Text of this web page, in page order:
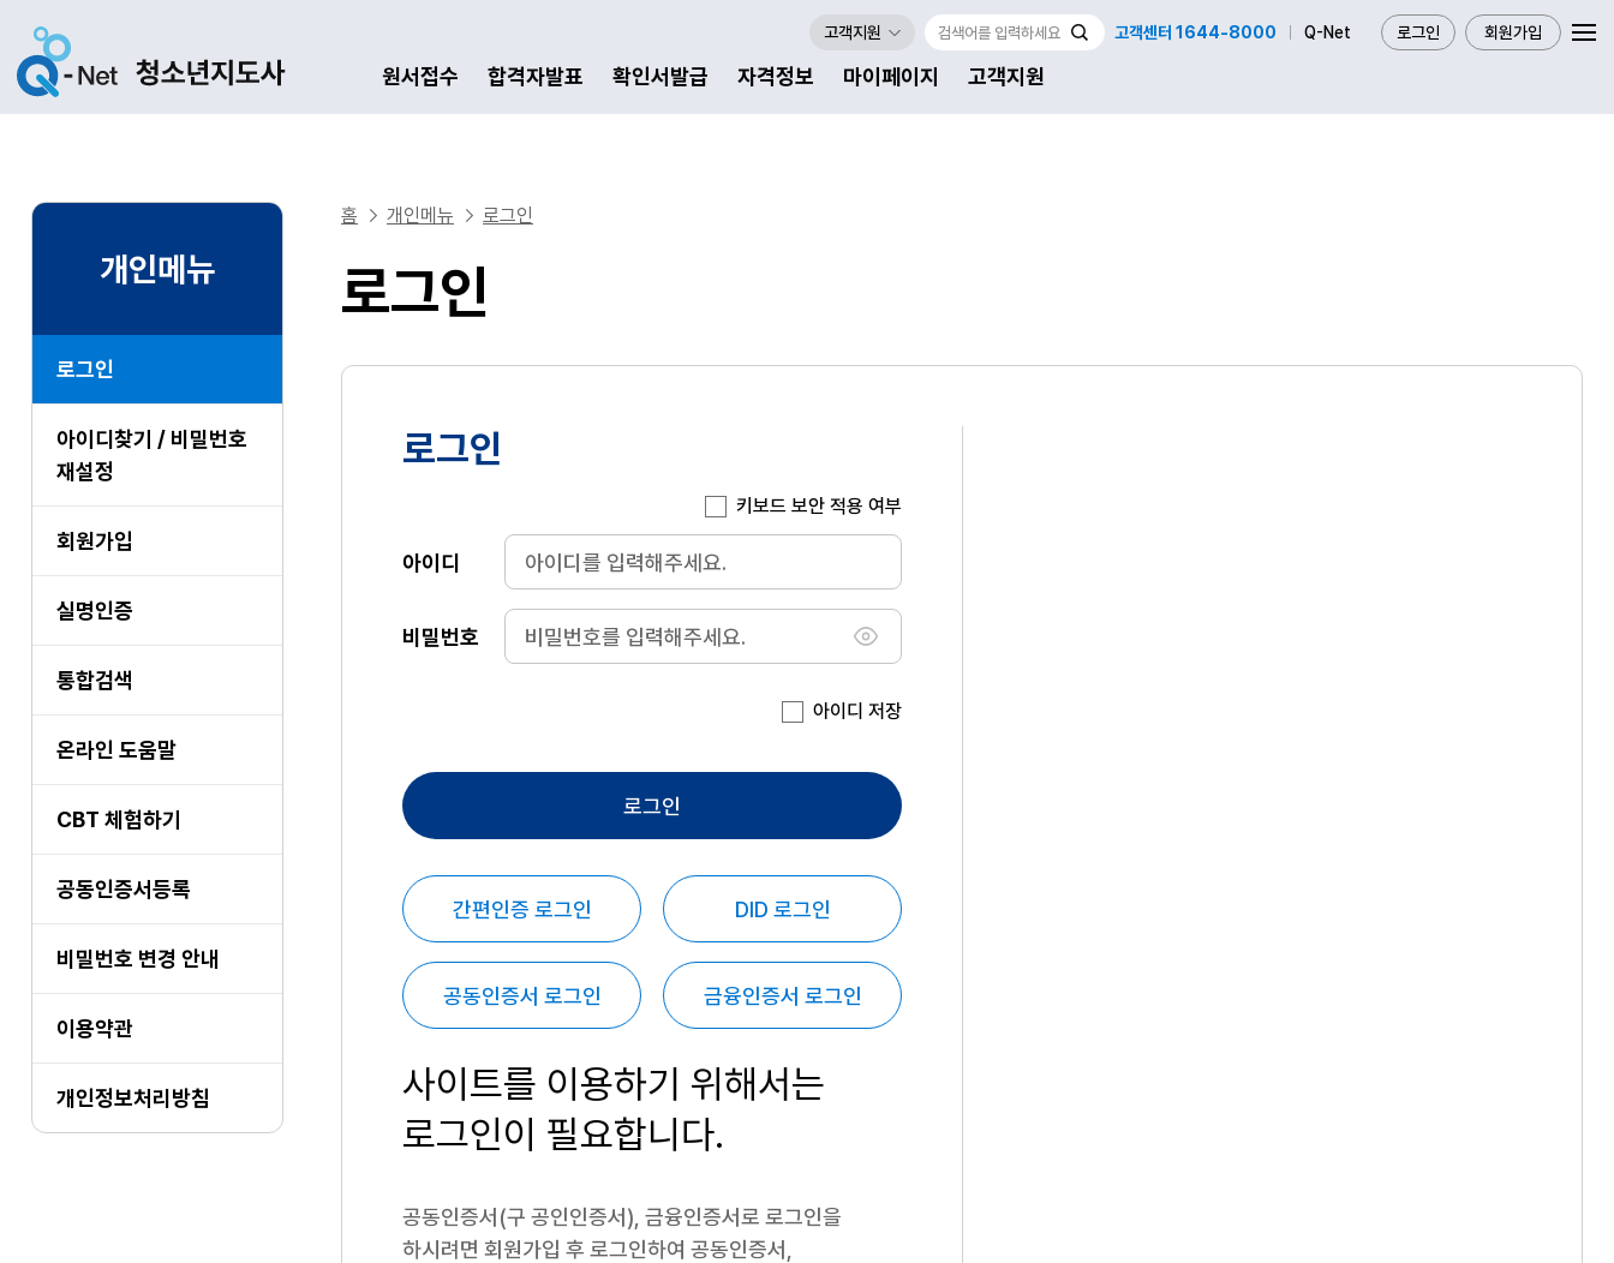
원서접수 합격자발표 확인서발급 자격정보 마이페이지 고객지원
로그인 회원가입
고객센터 1644-8000 Q-Net
고객지원
개인메뉴
로그인
아이디찾기 / 비밀번호
재설정
회원가입
실명인증
통합검색
온라인 도움말
CBT 체험하기
공동인증서등록
비밀번호 변경 안내
이용약관
개인정보처리방침
홈 개인메뉴 로그인
로그인
로그인
키보드 보안 적용 여부
아이디
비밀번호
아이디 저장
로그인
간편인증 로그인 DID 로그인
공동인증서 로그인 금융인증서 로그인
사이트를 이용하기 위해서는
로그인이 필요합니다.
공동인증서(구 공인인증서), 금융인증서로 로그인을
하시려면 회원가입 후 로그인하여 공동인증서,